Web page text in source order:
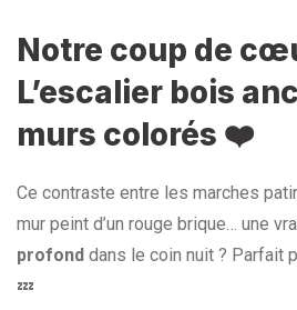
Notre coup de
L’escalier bois
murs colorés ❤️
Ce contraste entre les marches
mur peint d’un rouge brique… une
profond dans le coin nuit ? Parfait
💤